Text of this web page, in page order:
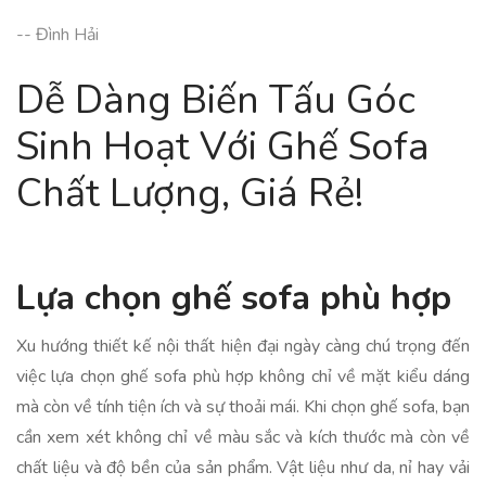
-- Đình Hải
Dễ Dàng Biến Tấu Góc
Sinh Hoạt Với Ghế Sofa
Chất Lượng, Giá Rẻ!
Lựa chọn ghế sofa phù hợp
Xu hướng thiết kế nội thất hiện đại ngày càng chú trọng đến
việc lựa chọn ghế sofa phù hợp không chỉ về mặt kiểu dáng
mà còn về tính tiện ích và sự thoải mái. Khi chọn ghế sofa, bạn
cần xem xét không chỉ về màu sắc và kích thước mà còn về
chất liệu và độ bền của sản phẩm. Vật liệu như da, nỉ hay vải